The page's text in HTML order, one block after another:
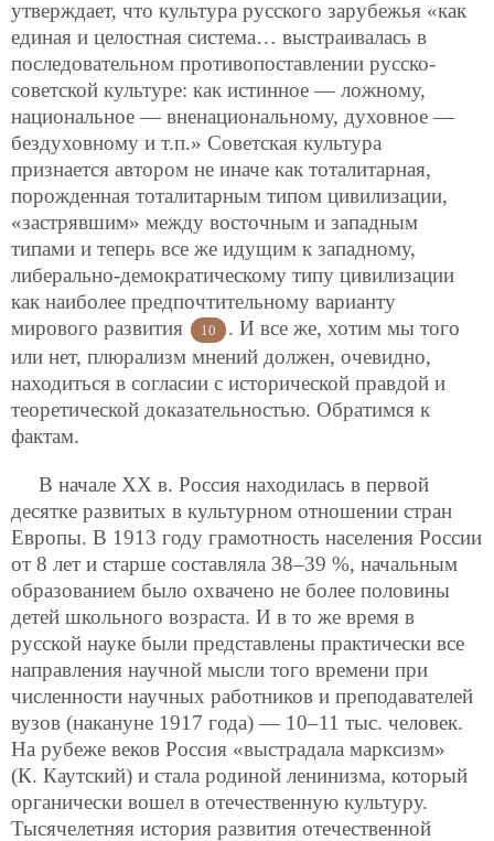
утверждает, что культура русского зарубежья «как
единая и целостная система… выстраивалась в
последовательном противопоставлении русско-
советской культуре: как истинное — ложному,
национальное — вненациональному, духовное —
бездуховному и т.п.» Советская культура
признается автором не иначе как тоталитарная,
порожденная тоталитарным типом цивилизации,
«застрявшим» между восточным и западным
типами и теперь все же идущим к западному,
либерально-демократическому типу цивилизации
как наиболее предпочтительному варианту
мирового развития
10
. И все же, хотим мы того
или нет, плюрализм мнений должен, очевидно,
находиться в согласии с исторической правдой и
теоретической доказательностью. Обратимся к
фактам.
В начале ХХ в. Россия находилась в первой
десятке развитых в культурном отношении стран
Европы. В 1913 году грамотность населения России
от 8 лет и старше составляла 38–39 %, начальным
образованием было охвачено не более половины
детей школьного возраста. И в то же время в
русской науке были представлены практически все
направления научной мысли того времени при
численности научных работников и преподавателей
вузов (накануне 1917 года) — 10–11 тыс. человек.
На рубеже веков Россия «выстрадала марксизм»
(К. Каутский) и стала родиной ленинизма, который
органически вошел в отечественную культуру.
Тысячелетняя история развития отечественной